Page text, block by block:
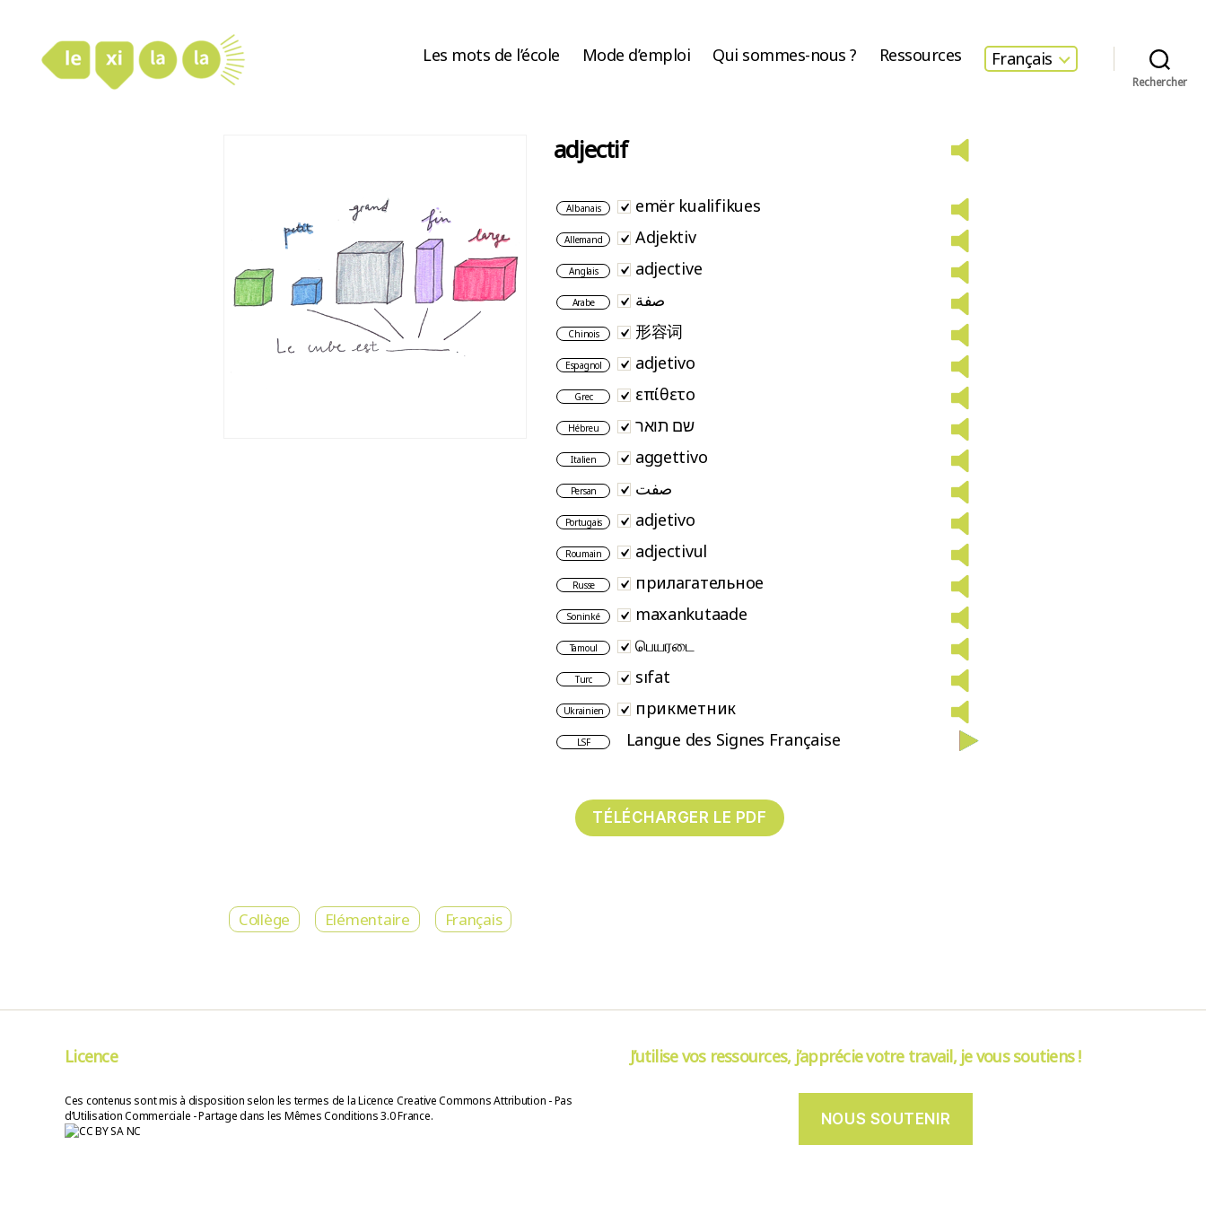
Les mots de l’école Mode d’emploi Qui sommes-nous ? Ressources Français
Rechercher
adjectif
Albanais emër kualifikues
Allemand Adjektiv
Anglais adjective
Arabe صفة
Chinois 形容词
Espagnol adjetivo
Grec επίθετο
Hébreu שם תואר
Italien aggettivo
Persan صفت
Portugais adjetivo
Roumain adjectivul
Russe прилагательное
Soninké maxankutaade
Tamoul பெயரடை
Turc sıfat
Ukrainien прикметник
LSF Langue des Signes Française
Collège Elémentaire Français
Licence
Ces contenus sont mis à disposition selon les termes de la Licence Creative Commons Attribution - Pas
d’Utilisation Commerciale - Partage dans les Mêmes Conditions 3.0 France.
J’utilise vos ressources, j’apprécie votre travail, je vous soutiens !
NOUS SOUTENIR